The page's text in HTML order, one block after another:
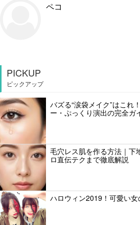
ペコ
PICKUP
ピックアップ
バズる“涙袋メイク”はこれ
ー・ぷっくり演出の完全ガ
毛穴レス肌を作る方法｜下
ロ直伝テクまで徹底解説
ハロウィン2019！可愛い